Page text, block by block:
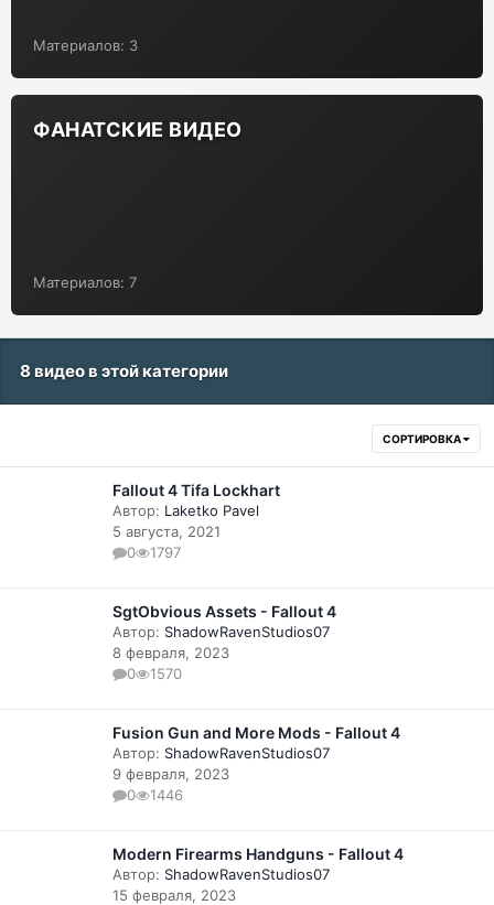
Материалов: 3
ФАНАТСКИЕ ВИДЕО
Материалов: 7
8 видео в этой категории
СОРТИРОВКА
Fallout 4 Tifa Lockhart
Автор: Laketko Pavel
5 августа, 2021
0
1797
SgtObvious Assets - Fallout 4
Автор: ShadowRavenStudios07
8 февраля, 2023
0
1570
Fusion Gun and More Mods - Fallout 4
Автор: ShadowRavenStudios07
9 февраля, 2023
0
1446
Modern Firearms Handguns - Fallout 4
Автор: ShadowRavenStudios07
15 февраля, 2023